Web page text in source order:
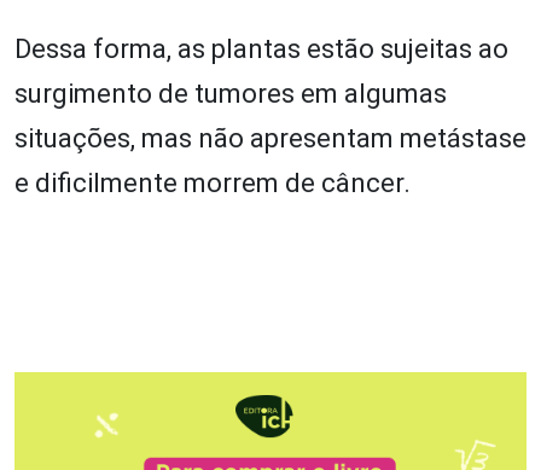
Dessa forma, as plantas estão sujeitas ao
surgimento de tumores em algumas
situações, mas não apresentam metástase
e dificilmente morrem de câncer.